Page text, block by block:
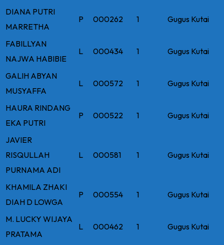
DIANA PUTRI
MARRETHA
P 000262 1 Gugus Kutai
FABILLYAN
NAJWA HABIBIE
L 000434 1 Gugus Kutai
GALIH ABYAN
MUSYAFFA
L 000572 1 Gugus Kutai
HAURA RINDANG
EKA PUTRI
P 000522 1 Gugus Kutai
JAVIER
RISQULLAH
PURNAMA ADI
L 000581 1 Gugus Kutai
KHAMILA ZHAKI
DIAH D LOWGA
P 000554 1 Gugus Kutai
M. LUCKY WIJAYA
PRATAMA
L 000462 1 Gugus Kutai